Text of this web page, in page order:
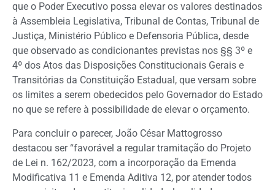
que o Poder Executivo possa elevar os valores destinados
à Assembleia Legislativa, Tribunal de Contas, Tribunal de
Justiça, Ministério Público e Defensoria Pública, desde
que observado as condicionantes previstas nos §§ 3º e
4º dos Atos das Disposições Constitucionais Gerais e
Transitórias da Constituição Estadual, que versam sobre
os limites a serem obedecidos pelo Governador do Estado
no que se refere à possibilidade de elevar o orçamento.
Para concluir o parecer, João César Mattogrosso
destacou ser “favorável a regular tramitação do Projeto
de Lei n. 162/2023, com a incorporação da Emenda
Modificativa 11 e Emenda Aditiva 12, por atender todos